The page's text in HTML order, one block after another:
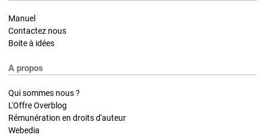
Manuel
Contactez nous
Boite à idées
A propos
Qui sommes nous ?
L'Offre Overblog
Rémunération en droits d'auteur
Webedia